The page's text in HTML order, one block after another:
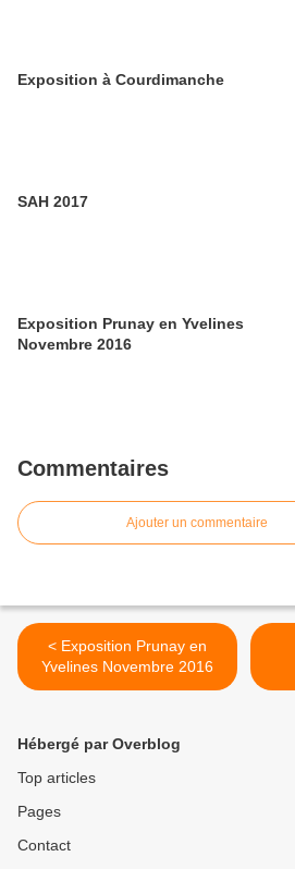
Exposition à Courdimanche
SAH 2017
Exposition Prunay en Yvelines
Novembre 2016
Commentaires
Ajouter un commentaire
< Exposition Prunay en
Yvelines Novembre 2016
Hébergé par Overblog
Top articles
Pages
Contact